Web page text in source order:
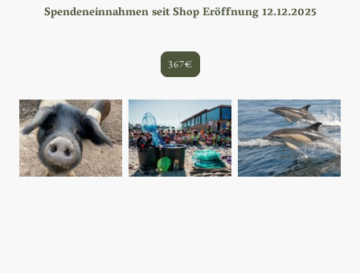
Spendeneinnahmen seit Shop Eröffnung 12.12.2025
367€